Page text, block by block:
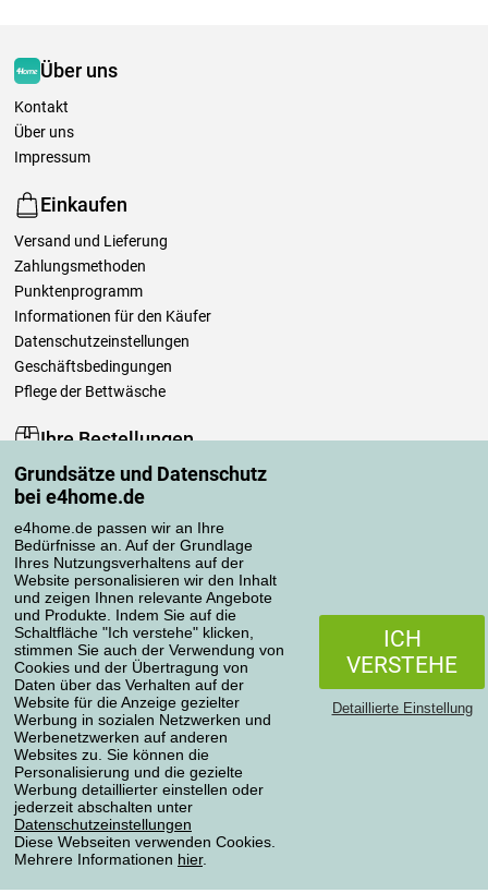
Grundsätze und Datenschutz
bei e4home.de
e4home.de passen wir an Ihre
Bedürfnisse an. Auf der Grundlage
Ihres Nutzungsverhaltens auf der
Website personalisieren wir den Inhalt
und zeigen Ihnen relevante Angebote
und Produkte. Indem Sie auf die
Schaltfläche "Ich verstehe" klicken,
stimmen Sie auch der Verwendung von
Cookies und der Übertragung von
Daten über das Verhalten auf der
Website für die Anzeige gezielter
Werbung in sozialen Netzwerken und
Werbenetzwerken auf anderen
Websites zu. Sie können die
Personalisierung und die gezielte
Werbung detaillierter einstellen oder
jederzeit abschalten unter
Datenschutzeinstellungen
Diese Webseiten verwenden Cookies.
Mehrere Informationen hier.
ICH
VERSTEHE
Detaillierte Einstellung
Über uns
Kontakt
Über uns
Impressum
Einkaufen
Versand und Lieferung
Zahlungsmethoden
Punktenprogramm
Informationen für den Käufer
Datenschutzeinstellungen
Geschäftsbedingungen
Pflege der Bettwäsche
Ihre Bestellungen
Mein Konto
Bestellübersicht
Reklamationen
Widerrufsbelehrung
Einfach mehr wissen
Richtlinien zur Verarbeitung von Bewertungen
Transportarten
Zahlungsmethoden
Zuverlässiger Shop